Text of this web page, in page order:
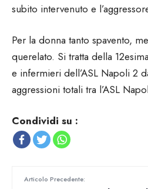
subito intervenuto e
Per la donna tanto spavento,
querelato. Si tratta della
e infermieri dell’ASL Napoli 2
aggressioni totali tra l’ASL
Condividi su :
Articolo Precedente: